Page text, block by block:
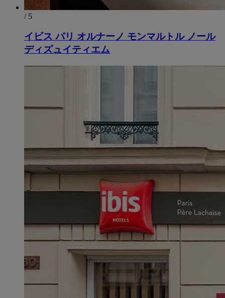
/ 5
イビス パリ オルナーノ モンマルトル ノール
ディズュイティエム